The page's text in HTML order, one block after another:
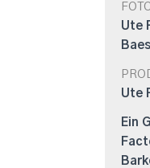
Ute
Ute
Ein